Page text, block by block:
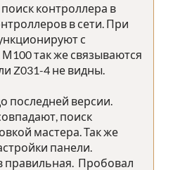
контроллера в
в сети. При
с
так же связываются
Z031-4 не видны.
последней версии.
поиск
мастера. Так же
панели.
правильная. Пробовал